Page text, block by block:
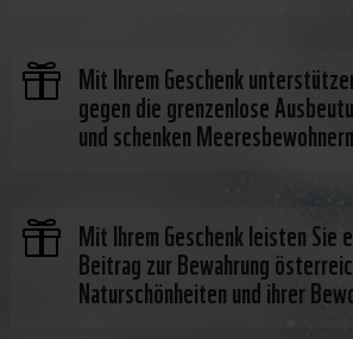
 Mit Ihrem Geschenk
gegen die grenzenlose
und schenken
 Mit Ihrem Geschenk leisten Sie
Beitrag zur Bewahrung
Naturschönheiten und ihrer